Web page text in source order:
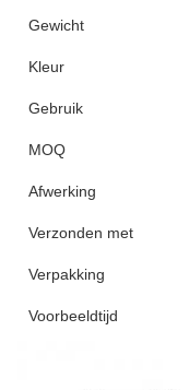
Gewicht
Kleur
Gebruik
MOQ
Afwerking
Verzonden met
Verpakking
Voorbeeldtijd